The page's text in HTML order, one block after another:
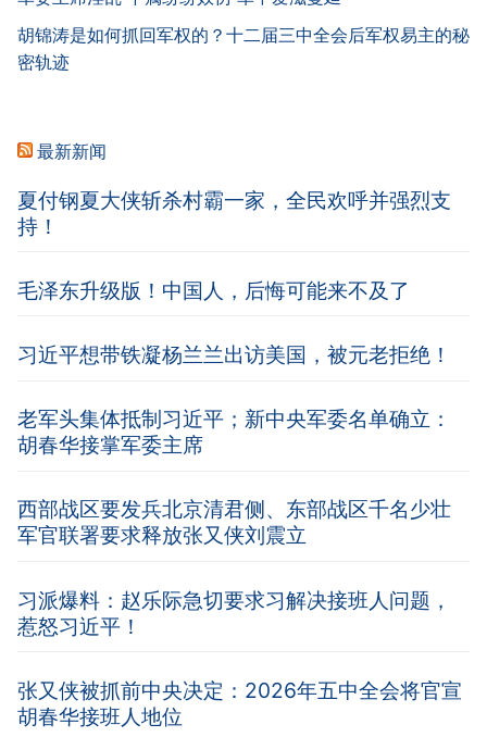
胡锦涛是如何抓回军权的？十二届三中全会后军权易主的秘
密轨迹
最新新闻
夏付钢夏大侠斩杀村霸一家，全民欢呼并强烈支
持！
毛泽东升级版！中国人，后悔可能来不及了
习近平想带铁凝杨兰兰出访美国，被元老拒绝！
老军头集体抵制习近平；新中央军委名单确立：
胡春华接掌军委主席
西部战区要发兵北京清君侧、东部战区千名少壮
军官联署要求释放张又侠刘震立
习派爆料：赵乐际急切要求习解决接班人问题，
惹怒习近平！
张又侠被抓前中央决定：2026年五中全会将官宣
胡春华接班人地位